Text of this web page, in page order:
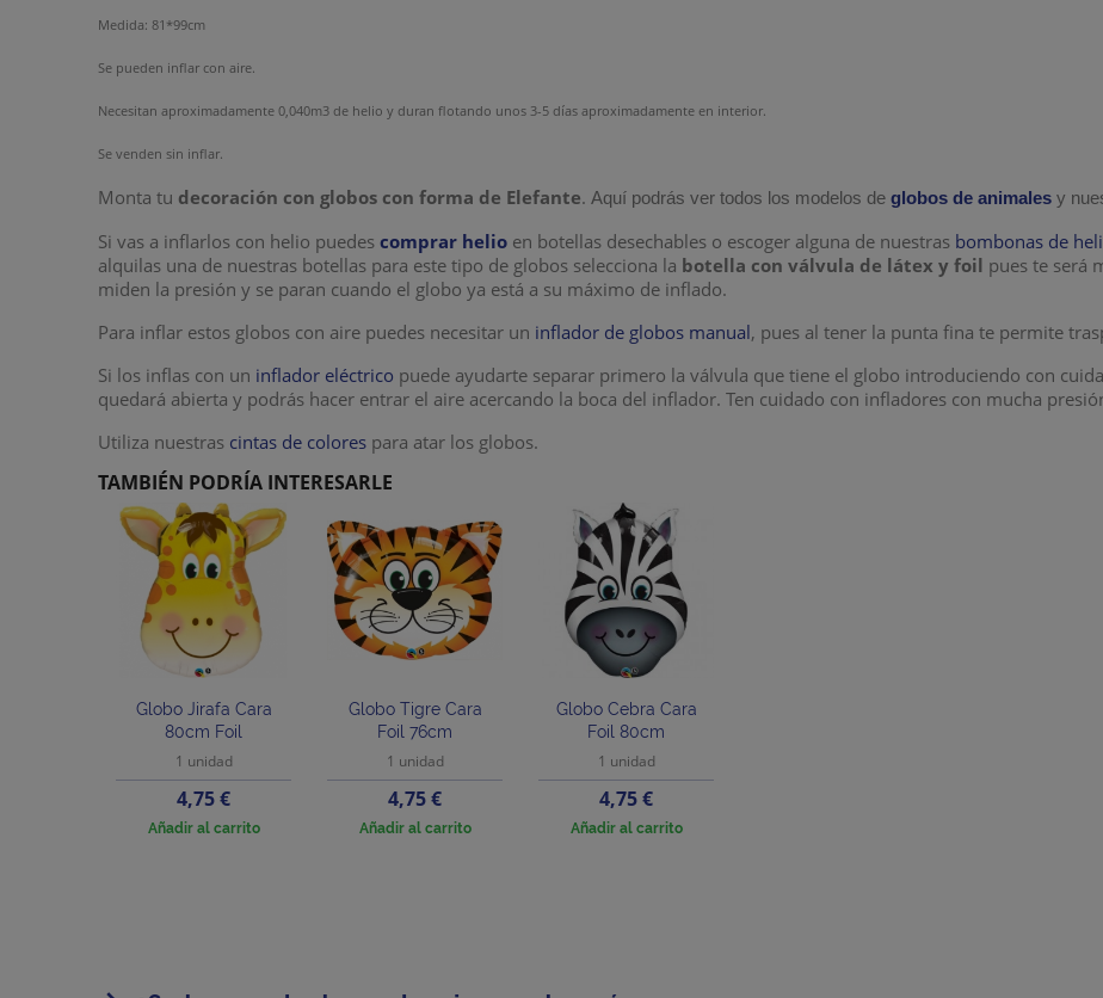
Medida: 81*99cm
Se pueden inflar con aire.
Necesitan aproximadamente 0,040m3 de helio y duran flotando unos 3-5 días aproximadamente en interior.
Se venden sin inflar.
Monta tu decoración con globos con forma de Elefante.Aquí podrás ver todos los modelos deglobos de animales y
Si vas a inflarlos con helio puedescomprar helio en botellas desechables o escoger alguna de nuestras bombonas de
alquilas una de nuestras botellas para este tipo de globos selecciona la botella con válvula de látex y foil pues te será
miden la presión y se paran cuando el globo ya está a su máximo de inflado.
Para inflar estos globos con aire puedes necesitar un inflador de globos manual, pues al tener la punta fina te permite
Si los inflas con un inflador eléctrico puede ayudarte separar primero la válvula que tiene el globo introduciendo con
quedará abierta y podrás hacer entrar el aire acercando la boca del inflador. Ten cuidado con infladores con mucha
Utiliza nuestras cintas de colores para atar los globos.
TAMBIÉN PODRÍA INTERESARLE
Globo Jirafa Cara
80cm Foil
1 unidad
Precio
4,75 €
Añadir al carrito
Globo Tigre Cara
Foil 76cm
1 unidad
Precio
4,75 €
Añadir al carrito
Globo Cebra Cara
Foil 80cm
1 unidad
Precio
4,75 €
Añadir al carrito